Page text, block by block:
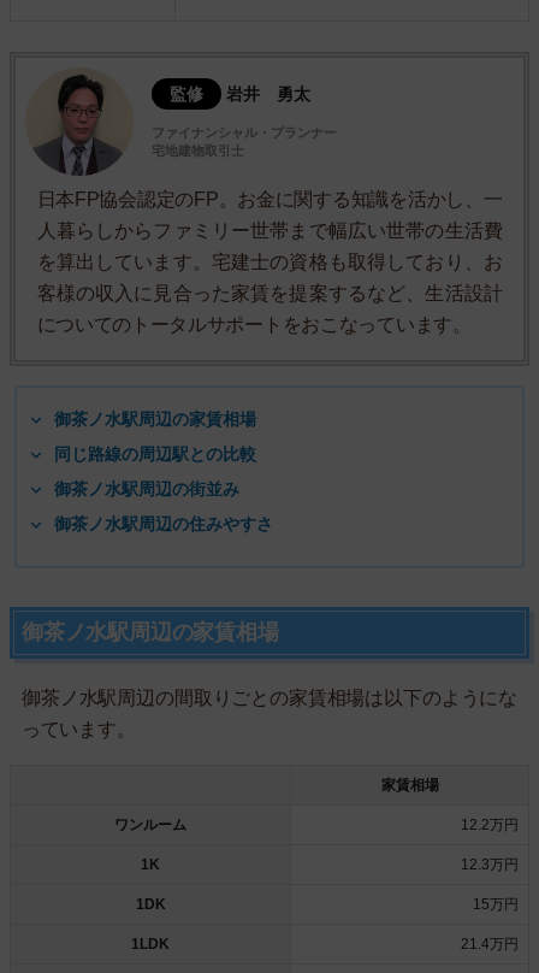
監修 岩井 勇太
ファイナンシャル・プランナー
宅地建物取引士
日本FP協会認定のFP。お金に関する知識を活かし、一
人暮らしからファミリー世帯まで幅広い世帯の生活費
を算出しています。宅建士の資格も取得しており、お
客様の収入に見合った家賃を提案するなど、生活設計
についてのトータルサポートをおこなっています。
御茶ノ水駅周辺の家賃相場
同じ路線の周辺駅との比較
御茶ノ水駅周辺の街並み
御茶ノ水駅周辺の住みやすさ
御茶ノ水駅周辺の家賃相場
御茶ノ水駅周辺の間取りごとの家賃相場は以下のようにな
っています。
家賃相場
ワンルーム 12.2万円
1K 12.3万円
1DK 15万円
1LDK 21.4万円